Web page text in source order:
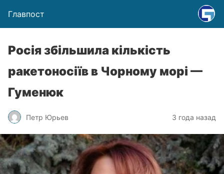
Главпост
Росія збільшила кількість
ракетоносіїв в Чорному морі —
Гуменюк
Петр Юрьев 3 года назад